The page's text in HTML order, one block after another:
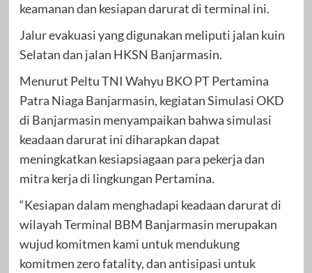
keamanan dan kesiapan darurat di terminal ini.
Jalur evakuasi yang digunakan meliputi jalan kuin
Selatan dan jalan HKSN Banjarmasin.
Menurut Peltu TNI Wahyu BKO PT Pertamina
Patra Niaga Banjarmasin, kegiatan Simulasi OKD
di Banjarmasin menyampaikan bahwa simulasi
keadaan darurat ini diharapkan dapat
meningkatkan kesiapsiagaan para pekerja dan
mitra kerja di lingkungan Pertamina.
“Kesiapan dalam menghadapi keadaan darurat di
wilayah Terminal BBM Banjarmasin merupakan
wujud komitmen kami untuk mendukung
komitmen zero fatality, dan antisipasi untuk